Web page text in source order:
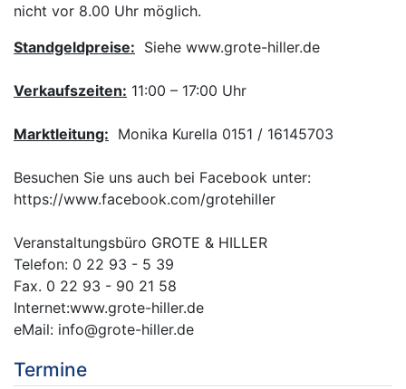
nicht vor 8.00 Uhr möglich.
Standgeldpreise: Siehe www.grote-hiller.de
Verkaufszeiten: 11:00 – 17:00 Uhr
Marktleitung: Monika Kurella 0151 / 16145703
Besuchen Sie uns auch bei Facebook unter:
https://www.facebook.com/grotehiller
Veranstaltungsbüro GROTE & HILLER
Telefon: 0 22 93 - 5 39
Fax. 0 22 93 - 90 21 58
Internet:www.grote-hiller.de
eMail: info@grote-hiller.de
Termine